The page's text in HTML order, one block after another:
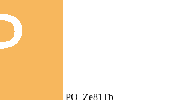
PO_Ze81Tb